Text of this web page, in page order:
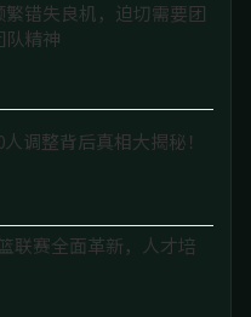
错失良机，迫切需要团
队精神
调整背后真相大揭秘！
联赛全面革新，人才培